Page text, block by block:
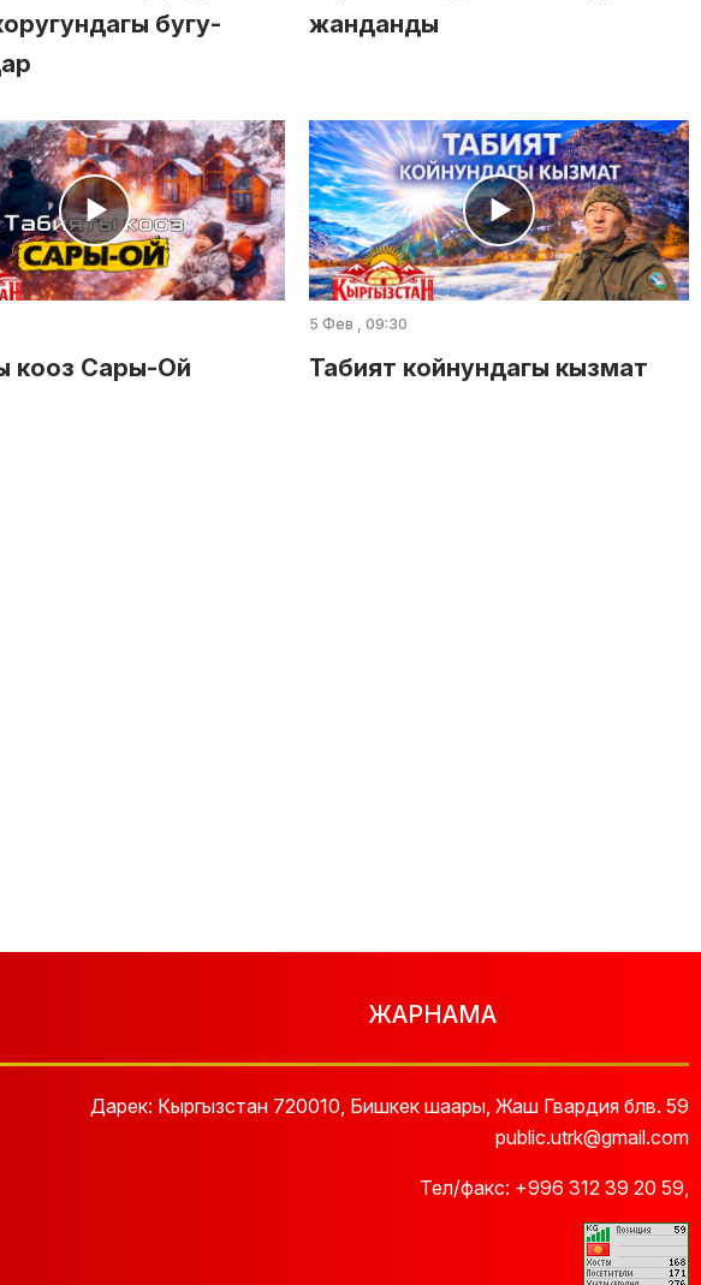
бугу-
жанданды
кооз Сары-Ой
5 Фев , 09:30
Табият койнундагы кызмат
ЖАРНАМА
Дарек: Кыргызстан 720010, Бишкек шаары, Жаш Гвардия блв. 59
public.utrk@gmail.com
Тел/факс: +996 312 39 20 59